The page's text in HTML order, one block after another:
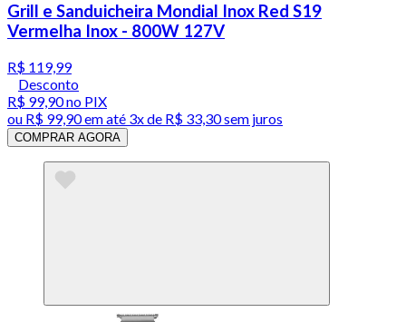
Grill e Sanduicheira Mondial Inox Red S19
Vermelha Inox - 800W 127V
R$ 119,99
Desconto
R$ 99,90no PIX
ou R$ 99,90em até 3x de R$ 33,30 sem juros
COMPRAR AGORA